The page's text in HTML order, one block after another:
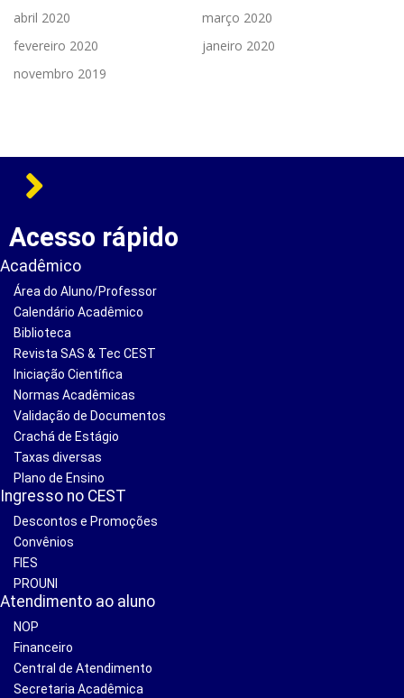
abril 2020
março 2020
fevereiro 2020
janeiro 2020
novembro 2019
Acesso rápido
Acadêmico
Área do Aluno/Professor
Calendário Acadêmico
Biblioteca
Revista SAS & Tec CEST
Iniciação Científica
Normas Acadêmicas
Validação de Documentos
Crachá de Estágio
Taxas diversas
Plano de Ensino
Ingresso no CEST
Descontos e Promoções
Convênios
FIES
PROUNI
Atendimento ao aluno
NOP
Financeiro
Central de Atendimento
Secretaria Acadêmica